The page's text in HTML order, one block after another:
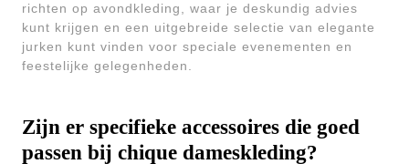
richten op avondkleding, waar je deskundig advies
kunt krijgen en een uitgebreide selectie van elegante
jurken kunt vinden voor speciale evenementen en
feestelijke gelegenheden.
Zijn er specifieke accessoires die goed
passen bij chique dameskleding?